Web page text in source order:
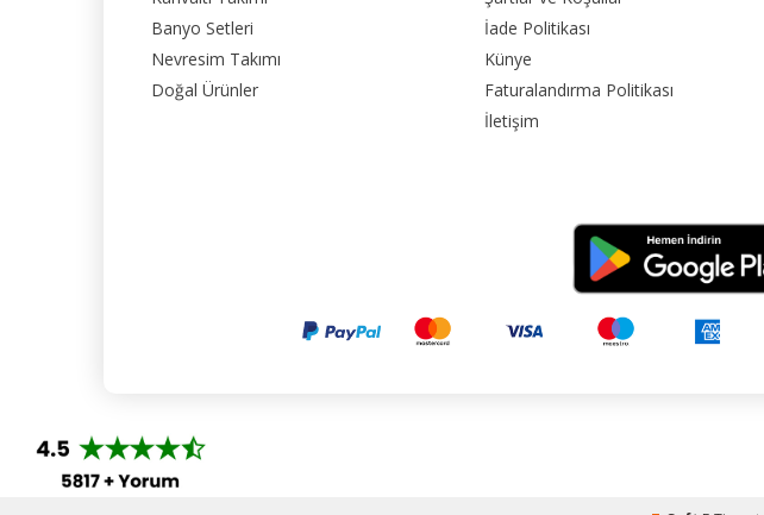
Banyo Setleri
Nevresim Takımı
Doğal Ürünler
İade Politikası
Künye
Faturalandırma Politikası
İletişim